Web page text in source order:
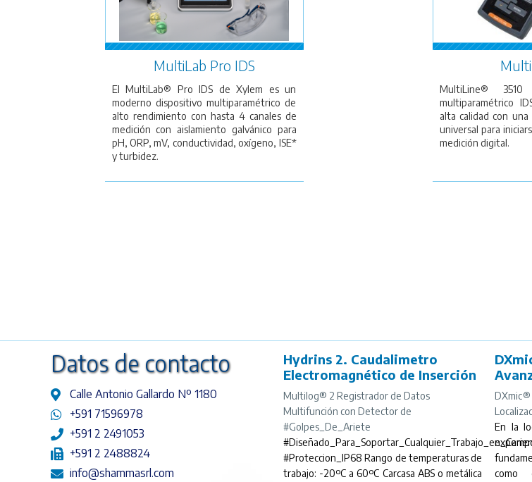
MultiLab Pro IDS
El MultiLab® Pro IDS de Xylem es un
moderno dispositivo multiparamétrico de
alto rendimiento con hasta 4 canales de
medición con aislamiento galvánico para
pH, ORP, mV, conductividad, oxígeno, ISE*
y turbidez.
MultiLine® 3510
multiparamétrico
alta calidad con
universal para
medición digital.
Datos de contacto
Calle Antonio Gallardo Nº 1180
+591 71596978
+591 2 2491053
+591 2 2488824
info@shammasrl.com
Hydrins 2. Caudalimetro
Electromagnético de Inserción
Multilog® 2 Registrador de Datos
Multifunción con Detector de
#Golpes_De_Ariete
#Proteccion_IP68 Rango de temperaturas de
trabajo: -20ºC a 60ºC Carcasa ABS o metálica
DXmic®
En la
como